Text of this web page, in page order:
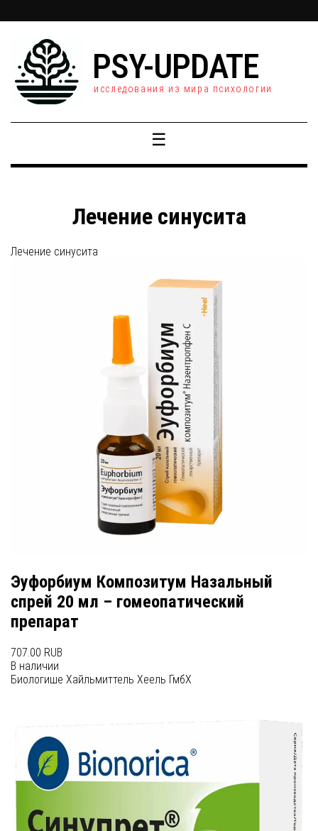
PSY-UPDATE
исследования из мира психологии
☰
Лечение синусита
Лечение синусита
Эуфорбиум Композитум Назальный
спрей 20 мл – гомеопатический
препарат
707.00 RUB
В наличии
Биологише Хайльмиттель Хеель ГмбХ